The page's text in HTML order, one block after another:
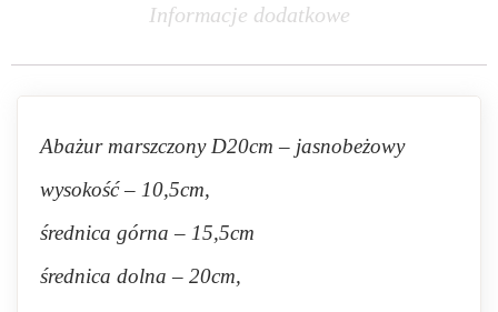
Informacje dodatkowe
Abażur marszczony D20cm – jasnobeżowy
wysokość – 10,5cm,
średnica górna – 15,5cm
średnica dolna – 20cm,